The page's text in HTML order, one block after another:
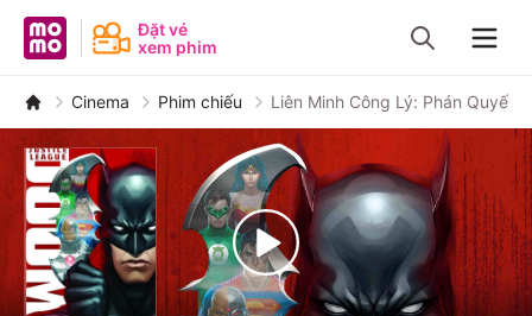
MoMo - Ứng dụng tài chính
Đặt vé
xem phim
Cinema Phim chiếu Liên Minh Công Lý: Phán Quyết